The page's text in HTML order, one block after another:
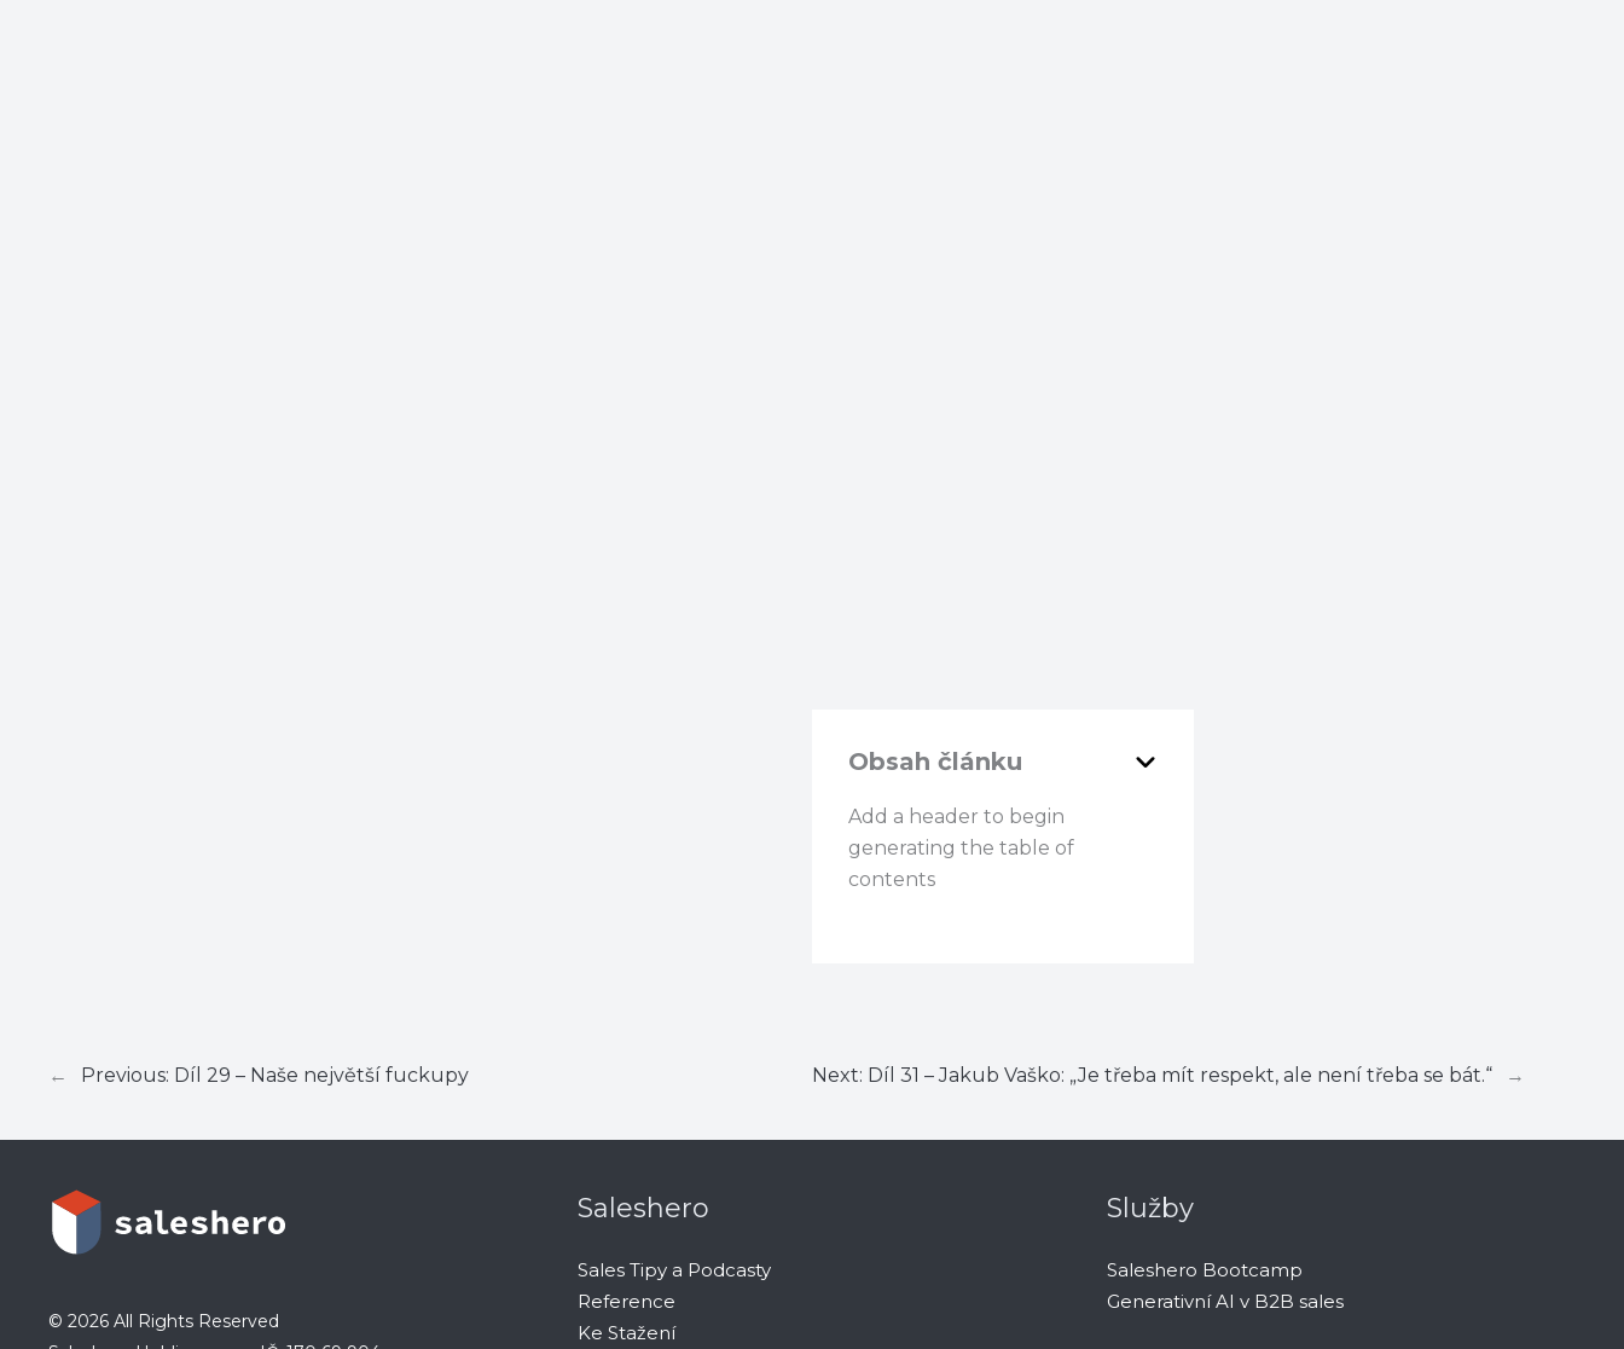
Obsah článku
Add a header to begin
generating the table of
contents
← Previous: Díl 29 – Naše největší fuckupy Next: Díl 31 – Jakub Vaško: „Je třeba mít respekt, ale není třeba se bát.“ →
© 2026 All Rights Reserved
Saleshero
Sales Tipy a Podcasty
Reference
Ke Stažení
Služby
Saleshero Bootcamp
Generativní AI v B2B sales